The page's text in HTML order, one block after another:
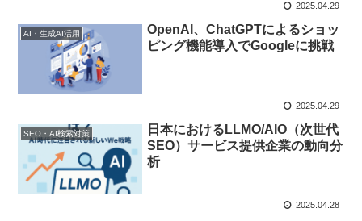
2025.04.29
AI・生成AI活用
OpenAI、ChatGPTによるショッ
ピング機能導入でGoogleに挑戦
2025.04.29
SEO・AI検索対策
日本におけるLLMO/AIO（次世代
SEO）サービス提供企業の動向分
析
2025.04.28